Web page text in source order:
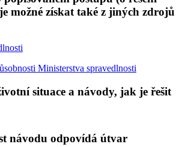
možné získat také z jiných zdrojů
Ministerstva spravedlnosti
situace a návody, jak je řešit
návodu odpovídá útvar